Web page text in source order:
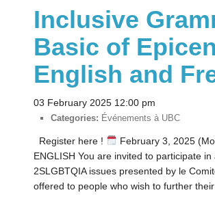
Inclusive
Basic of
English and
03 February 2025 12:00 pm
Categories: Événements à UBC
Register here ! February 3, 2025
ENGLISH You are invited to participate
2SLGBTQIA issues presented by le
offered to people who wish to further